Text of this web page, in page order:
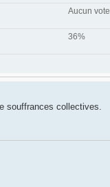
Aucun vote
36%
souffrances collectives.